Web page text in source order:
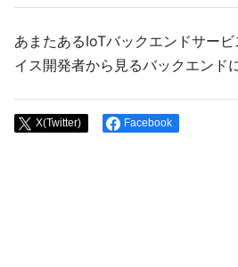
あまたあるIoTバックエンドサー
イス開発者から見るバックエンド
X(Twitter) Facebook